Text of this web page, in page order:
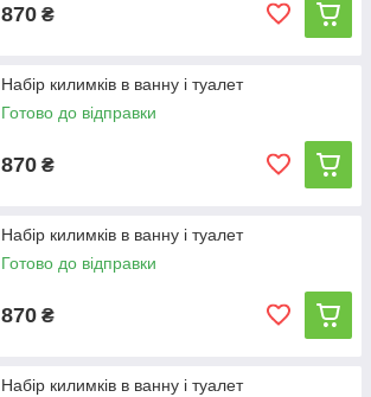
870 ₴
Набір килимків в ванну і туалет
Готово до відправки
870 ₴
Набір килимків в ванну і туалет
Готово до відправки
870 ₴
Набір килимків в ванну і туалет